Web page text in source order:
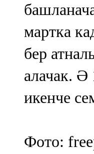
мартка
бер
алачак. Ә
икенче
Фото: